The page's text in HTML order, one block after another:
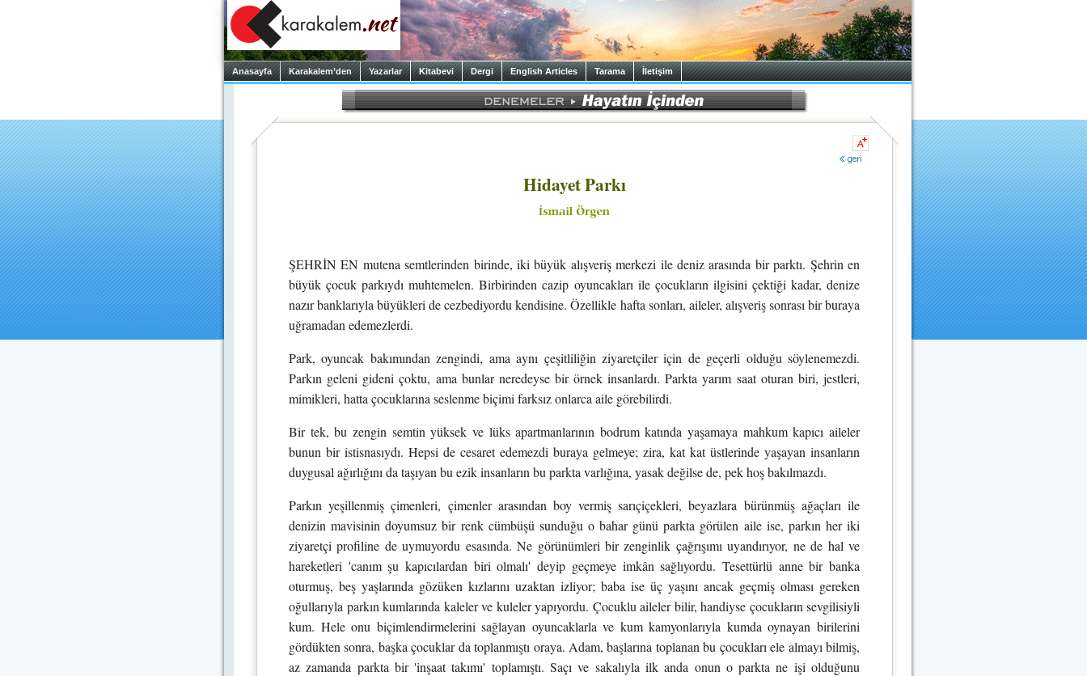
Anasayfa Karakalem’den Yazarlar Kitabevi Dergi English Articles Tarama İletişim
Hidayet Parkı
ŞEHRİN EN mutena semtlerinden birinde, iki büyük alışveriş merkezi ile deniz arasında bir parktı. Şehrin en
büyük çocuk parkıydı muhtemelen. Birbirinden cazip oyuncakları ile çocukların ilgisini çektiği kadar, denize
nazır banklarıyla büyükleri de cezbediyordu kendisine. Özellikle hafta sonları, aileler, alışveriş sonrası bir buraya
uğramadan edemezlerdi.
Park, oyuncak bakımından zengindi, ama aynı çeşitliliğin ziyaretçiler için de geçerli olduğu söylenemezdi.
Parkın geleni gideni çoktu, ama bunlar neredeyse bir örnek insanlardı. Parkta yarım saat oturan biri, jestleri,
mimikleri, hatta çocuklarına seslenme biçimi farksız onlarca aile görebilirdi.
Bir tek, bu zengin semtin yüksek ve lüks apartmanlarının bodrum katında yaşamaya mahkum kapıcı aileler
bunun bir istisnasıydı. Hepsi de cesaret edemezdi buraya gelmeye; zira, kat kat üstlerinde yaşayan insanların
duygusal ağırlığını da taşıyan bu ezik insanların bu parkta varlığına, yasak değilse de, pek hoş bakılmazdı.
Parkın yeşillenmiş çimenleri, çimenler arasından boy vermiş sarıçiçekleri, beyazlara bürünmüş ağaçları ile
denizin mavisinin doyumsuz bir renk cümbüşü sunduğu o bahar günü parkta görülen aile ise, parkın her iki
ziyaretçi profiline de uymuyordu esasında. Ne görünümleri bir zenginlik çağrışımı uyandırıyor, ne de hal ve
hareketleri 'canım şu kapıcılardan biri olmalı' deyip geçmeye imkân sağlıyordu. Tesettürlü anne bir banka
oturmuş, beş yaşlarında gözüken kızlarını uzaktan izliyor; baba ise üç yaşını ancak geçmiş olması gereken
oğullarıyla parkın kumlarında kaleler ve kuleler yapıyordu. Çocuklu aileler bilir, handiyse çocukların sevgilisiyli
kum. Hele onu biçimlendirmelerini sağlayan oyuncaklarla ve kum kamyonlarıyla kumda oynayan birilerini
gördükten sonra, başka çocuklar da toplanmıştı oraya. Adam, başlarına toplanan bu çocukları ele almayı bilmiş,
az zamanda parkta bir 'inşaat takımı' toplamıştı. Saçı ve sakalıyla ilk anda onun o parkta ne işi olduğunu